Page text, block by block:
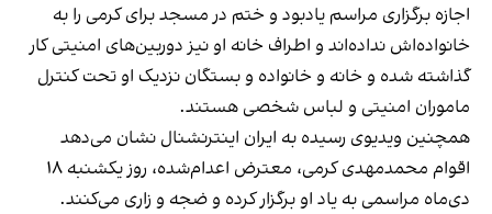
اجازه برگزاری مراسم یادبود و ختم در مسجد برای کرمی را به
خانواده‌اش نداده‌اند و اطراف خانه او نیز دوربین‌های امنیتی کار
گذاشته شده و خانه و خانواده و بستگان نزدیک او تحت کنترل
ماموران امنیتی و لباس شخصی هستند.
همچنین ویدیوی رسیده به ایران اینترنشنال نشان می‌دهد
اقوام محمدمهدی کرمی،‌ معترض اعدام‌شده، روز یکشنبه ۱۸
دی‌ماه مراسمی به یاد او برگزار کرده‌ و ضجه و زاری می‌کنند.